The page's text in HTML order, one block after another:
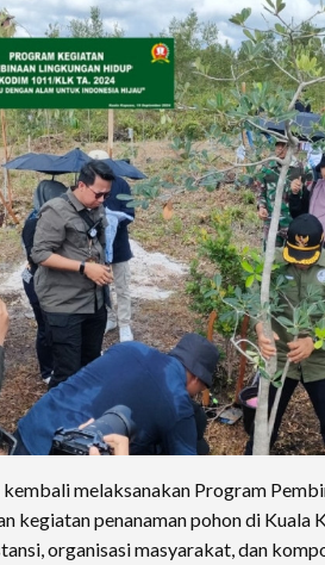
melaksanakan Program
kegiatan penanaman pohon di Kuala
organisasi masyarakat, dan